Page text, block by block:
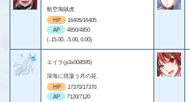
航空海賊虎
HP
16405/16405
AP
4850/4850
(-15.00, -5.00, 0.00)
エイラ(p3x008595)
深海に揺蕩う月の花
HP
17370/17370
AP
7120/7120